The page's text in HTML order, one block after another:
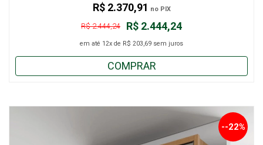
R$ 2.444,24
R$ 2.444,24
em até 12x de R$ 203,69 sem juros
R$ 2.370,91 no PIX
COMPRAR
--22%